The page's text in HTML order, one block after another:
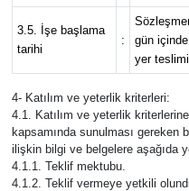
3.5. İşe başlama
tarihi
:
gün içinde
yer
4- Katılım ve yeterlik kriterleri:
4.1. Katılım ve yeterlik
kapsamında sunulması gereken
ilişkin bilgi ve belgelere aşağıda
4.1.1. Teklif mektubu.
4.1.2. Teklif vermeye yetkili